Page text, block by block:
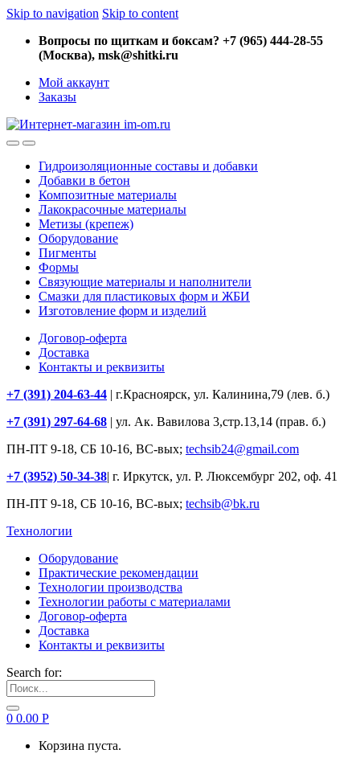
Skip to navigation Skip to content
Вопросы по щиткам и боксам? +7 (965) 444-28-55
(Москва), msk@shitki.ru
Мой аккаунт
Заказы
Гидроизоляционные составы и добавки
Добавки в бетон
Композитные материалы
Лакокрасочные материалы
Метизы (крепеж)
Оборудование
Пигменты
Формы
Связующие материалы и наполнители
Смазки для пластиковых форм и ЖБИ
Изготовление форм и изделий
Договор-оферта
Доставка
Контакты и реквизиты
+7 (391) 204-63-44 | г.Красноярск, ул. Калинина,79 (лев. б.)
+7 (391) 297-64-68 | ул. Ак. Вавилова 3,стр.13,14 (прав. б.)
ПН-ПТ 9-18, СБ 10-16, ВС-вых; techsib24@gmail.com
+7 (3952) 50-34-38| г. Иркутск, ул. Р. Люксембург 202, оф. 41
ПН-ПТ 9-18, СБ 10-16, ВС-вых; techsib@bk.ru
Технологии
Оборудование
Практические рекомендации
Технологии производства
Технологии работы с материалами
Договор-оферта
Доставка
Контакты и реквизиты
Search for:
0 0.00 Р
Корзина пуста.